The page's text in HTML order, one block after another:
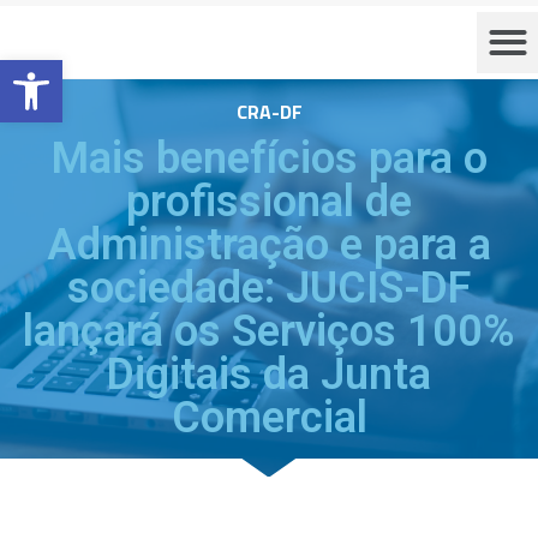
Barra de Ferramentas Aberta
CRA-DF
Mais benefícios para o
profissional de
Administração e para a
sociedade: JUCIS-DF
lançará os Serviços 100%
Digitais da Junta
Comercial